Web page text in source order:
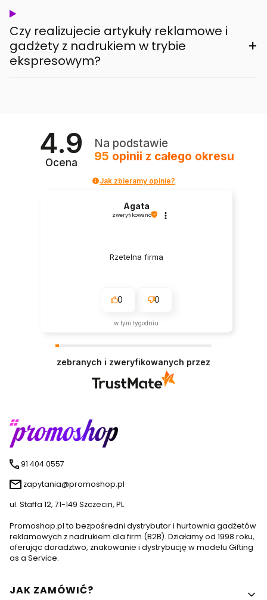
Czy realizujecie artykuły reklamowe i
gadżety z nadrukiem w trybie
ekspresowym?
+
4.9
Ocena
Na podstawie
95 opinii z całego okresu
Jak zbieramy opinie?
Agata
zweryfikowano
Rzetelna firma
0 0
w tym tygodniu
zebranych i zweryfikowanych przez
91 404 0557
zapytania@promoshop.pl
ul. Staffa 12, 71-149 Szczecin, PL
Promoshop.pl to bezpośredni dystrybutor i hurtownia gadżetów
reklamowych z nadrukiem dla firm (B2B). Działamy od 1998 roku,
oferując doradztwo, znakowanie i dystrybucję w modelu Gifting
as a Service.
Linki w stopce
JAK ZAMÓWIĆ?